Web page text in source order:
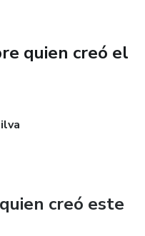
quien creó el
creó este